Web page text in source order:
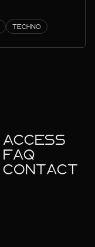
TECHNO
ACCESS
FAQ
CONTACT